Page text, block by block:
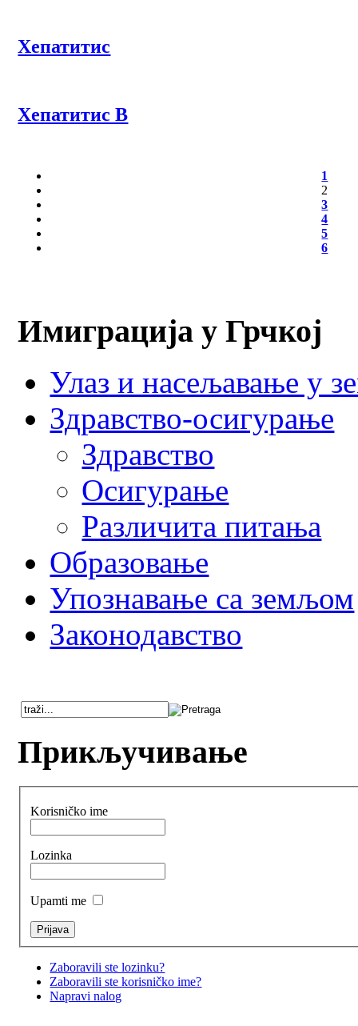
Хепатитис
Хепатитис Β
1
2
3
4
5
6
Имиграција у Грчкој
Улаз и насељавање у
Здравство-осигурање
Здравство
Осигурање
Различита питања
Образовање
Упознавање са земљом
Законодавство
Прикључивање
Korisničko ime
Lozinka
Upamti me
Zaboravili ste lozinku?
Zaboravili ste korisničko ime?
Napravi nalog